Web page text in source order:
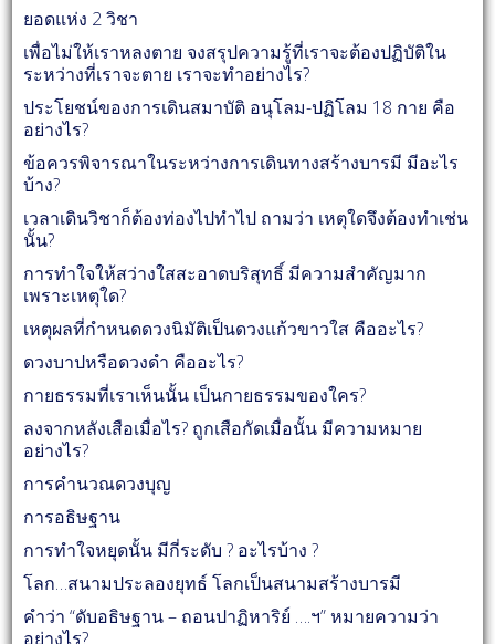
ยอดแห่ง 2 วิชา
เพื่อไม่ให้เราหลงตาย จงสรุปความรู้ที่เราจะต้องปฏิบัติใน
ระหว่างที่เราจะตาย เราจะทำอย่างไร?
ประโยชน์ของการเดินสมาบัติ อนุโลม-ปฏิโลม 18 กาย คือ
อย่างไร?
ข้อควรพิจารณาในระหว่างการเดินทางสร้างบารมี มีอะไร
บ้าง?
เวลาเดินวิชาก็ต้องท่องไปทำไป ถามว่า เหตุใดจึงต้องทำเช่น
นั้น?
การทำใจให้สว่างใสสะอาดบริสุทธิ์ มีความสำคัญมาก
เพราะเหตุใด?
เหตุผลที่กำหนดดวงนิมัติเป็นดวงแก้วขาวใส คืออะไร?
ดวงบาปหรือดวงดำ คืออะไร?
กายธรรมที่เราเห็นนั้น เป็นกายธรรมของใคร?
ลงจากหลังเสือเมื่อไร? ถูกเสือกัดเมื่อนั้น มีความหมาย
อย่างไร?
การคำนวณดวงบุญ
การอธิษฐาน
การทำใจหยุดนั้น มีกี่ระดับ ? อะไรบ้าง ?
โลก…สนามประลองยุทธ์ โลกเป็นสนามสร้างบารมี
คำว่า “ดับอธิษฐาน – ถอนปาฏิหาริย์ ….ฯ” หมายความว่า
อย่างไร?